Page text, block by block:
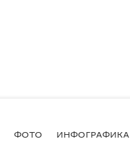
ФОТО ИНФОГРАФИКА